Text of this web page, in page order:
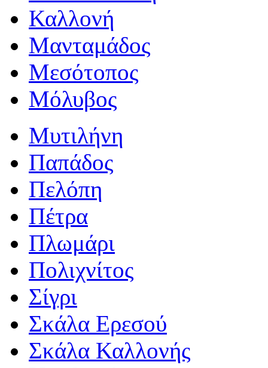
Καλλονή
Μανταμάδος
Μεσότοπος
Μόλυβος
Μυτιλήνη
Παπάδος
Πελόπη
Πέτρα
Πλωμάρι
Πολιχνίτος
Σίγρι
Σκάλα Ερεσού
Σκάλα Καλλονής